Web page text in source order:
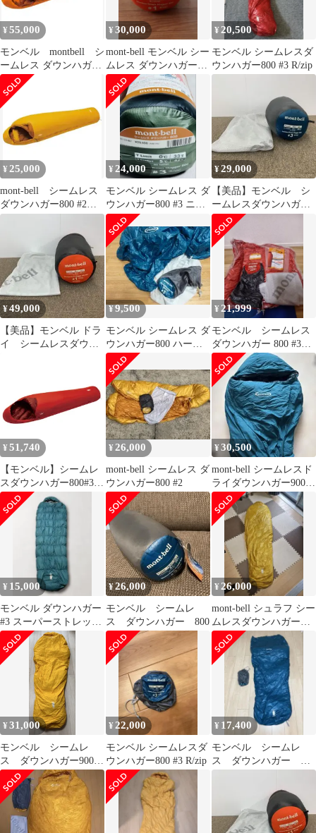
¥ 55,000
モンベル montbell シ
ームレス ダウンハガー
800 EXP. EXP
¥30,000
mont-bell モンベル シー
ムレス ダウンハガー
800 #1 シュラフ
¥ 20,500
モンベル シームレスダ
ウンハガー800 #3 R/zip
¥ 25,000
mont-bell シームレス
ダウンハガー800 #2
未使用品
¥24,000
モンベル シームレス ダ
ウンハガー800 #3 ニュ
ーモデル #1121487
¥29,000
【美品】モンベル シ
ームレスダウンハガ
ー 800 #3
¥49,000
【美品】モンベル ドラ
イ シームレスダウン
¥9,500
モンベル シームレス ダ
ウンハガー800 ハーフ
レングス #3 1121417
¥ 21,999
モンベル シームレス
ダウンハガー 800 #3
（クリーニング済）
¥ 51,740
【モンベル】シームレ
スダウンハガー800#3
R/ZIP サンライズレッ
ド（SURD）#1121401
¥ 26,000
mont-bell シームレス ダ
ウンハガー800 #2
¥30,500
mont-bell シームレスド
ライダウンハガー900
#3
¥ 15,000
モンベル ダウンハガー
#3 スーパーストレッチ
R/ZIP
¥26,000
モンベル シームレ
ス ダウンハガー 800
¥ 26,000
mont-bell シュラフ シー
ムレスダウンハガー
#2
¥31,000
モンベル シームレ
ス ダウンハガー900
#2
¥ 22,000
モンベル シームレスダ
ウンハガー800 #3 R/zip
¥ 17,400
モンベル シームレ
ス ダウンハガー ハ